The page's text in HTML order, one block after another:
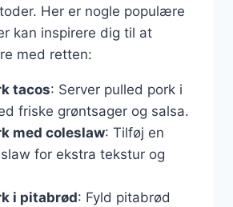
Her er nogle populære
kan inspirere dig til at
med retten:
tacos: Server pulled pork i
friske grøntsager og salsa.
med coleslaw: Tilføj en
for ekstra tekstur og
i pitabrød: Fyld pitabrød